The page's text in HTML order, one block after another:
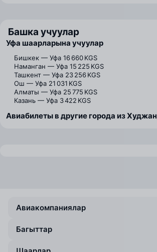
Башка учуулар
Уфа шаарларына учуулар
Бишкек — Уфа 16 660 KGS
Наманган — Уфа 15 225 KGS
Ташкент — Уфа 23 256 KGS
Ош — Уфа 21 031 KGS
Алматы — Уфа 25 775 KGS
Казань — Уфа 3 422 KGS
Авиабилеты в другие города из
Авиакомпаниялар
Багыттар